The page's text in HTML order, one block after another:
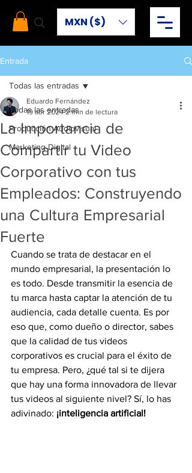
MXN ($)
Entrada
Todas las entradas
Producción Audiovisual
Marketing Digital
Todas las entradas
La Importancia de
Compartir tu Video
Corporativo con tus
Empleados: Construyendo
una Cultura Empresarial
Fuerte
Eduardo Fernández
19 abr 2024 2 min de lectura
Cuando se trata de destacar en el
mundo empresarial, la presentación lo
es todo. Desde transmitir la esencia de
tu marca hasta captar la atención de tu
audiencia, cada detalle cuenta. Es por
eso que, como dueño o director, sabes
que la calidad de tus videos
corporativos es crucial para el éxito de
tu empresa. Pero, ¿qué tal si te dijera
que hay una forma innovadora de llevar
tus videos al siguiente nivel? Sí, lo has
adivinado: ¡inteligencia artificial!